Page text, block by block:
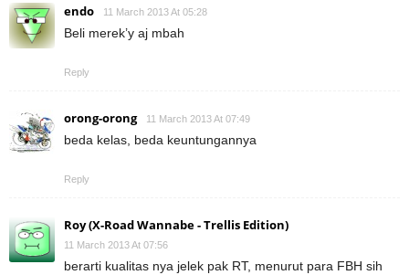
endo 11 March 2013 At 05:28
Beli merek’y aj mbah
Reply
orong-orong 11 March 2013 At 07:49
beda kelas, beda keuntungannya
Reply
Roy (X-Road Wannabe - Trellis Edition)
11 March 2013 At 07:56
berarti kualitas nya jelek pak RT, menurut para FBH sih